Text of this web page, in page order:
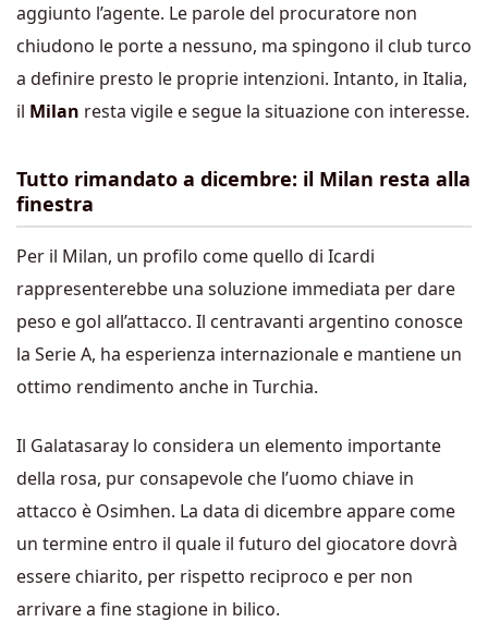
aggiunto l’agente. Le parole del procuratore non
chiudono le porte a nessuno, ma spingono il club turco
a definire presto le proprie intenzioni. Intanto, in Italia,
il Milan resta vigile e segue la situazione con interesse.
Tutto rimandato a dicembre: il Milan resta alla
finestra
Per il Milan, un profilo come quello di Icardi
rappresenterebbe una soluzione immediata per dare
peso e gol all’attacco. Il centravanti argentino conosce
la Serie A, ha esperienza internazionale e mantiene un
ottimo rendimento anche in Turchia.
Il Galatasaray lo considera un elemento importante
della rosa, pur consapevole che l’uomo chiave in
attacco è Osimhen. La data di dicembre appare come
un termine entro il quale il futuro del giocatore dovrà
essere chiarito, per rispetto reciproco e per non
arrivare a fine stagione in bilico.